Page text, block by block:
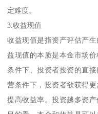
定难度。
3.收益现值
收益现值是指资产评估产
益现值的本质是本金市场
条件下、投资者投资的直
营条件下，投资者欲获得
提高收益率。投资越多资